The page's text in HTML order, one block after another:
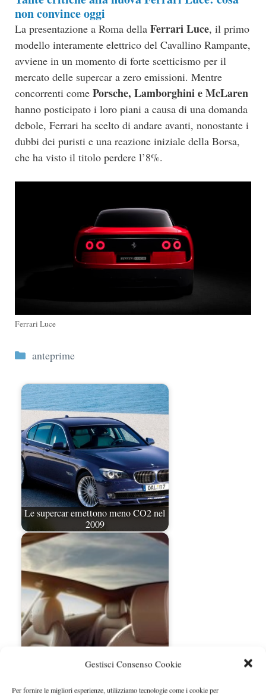
Gestisci Consenso Cookie
Per fornire le migliori esperienze, utilizziamo tecnologie come i cookie per
non convince oggi
La presentazione a Roma della Ferrari Luce, il primo
modello interamente elettrico del Cavallino Rampante,
avviene in un momento di forte scetticismo per il
mercato delle supercar a zero emissioni. Mentre
concorrenti come Porsche, Lamborghini e McLaren
hanno posticipato i loro piani a causa di una domanda
debole, Ferrari ha scelto di andare avanti, nonostante i
dubbi dei puristi e una reazione iniziale della Borsa,
che ha visto il titolo perdere l’8%.
Ferrari Luce
Categorie
anteprime
Le supercar emettono meno CO2 nel
2009